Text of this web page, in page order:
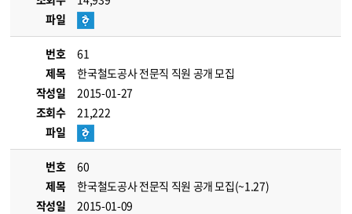
파일
번호
61
제목
한국철도공사 전문직 직원 공개 모집
작성일
2015-01-27
조회수
21,222
파일
번호
60
제목
한국철도공사 전문직 직원 공개 모집(~1.27)
작성일
2015-01-09